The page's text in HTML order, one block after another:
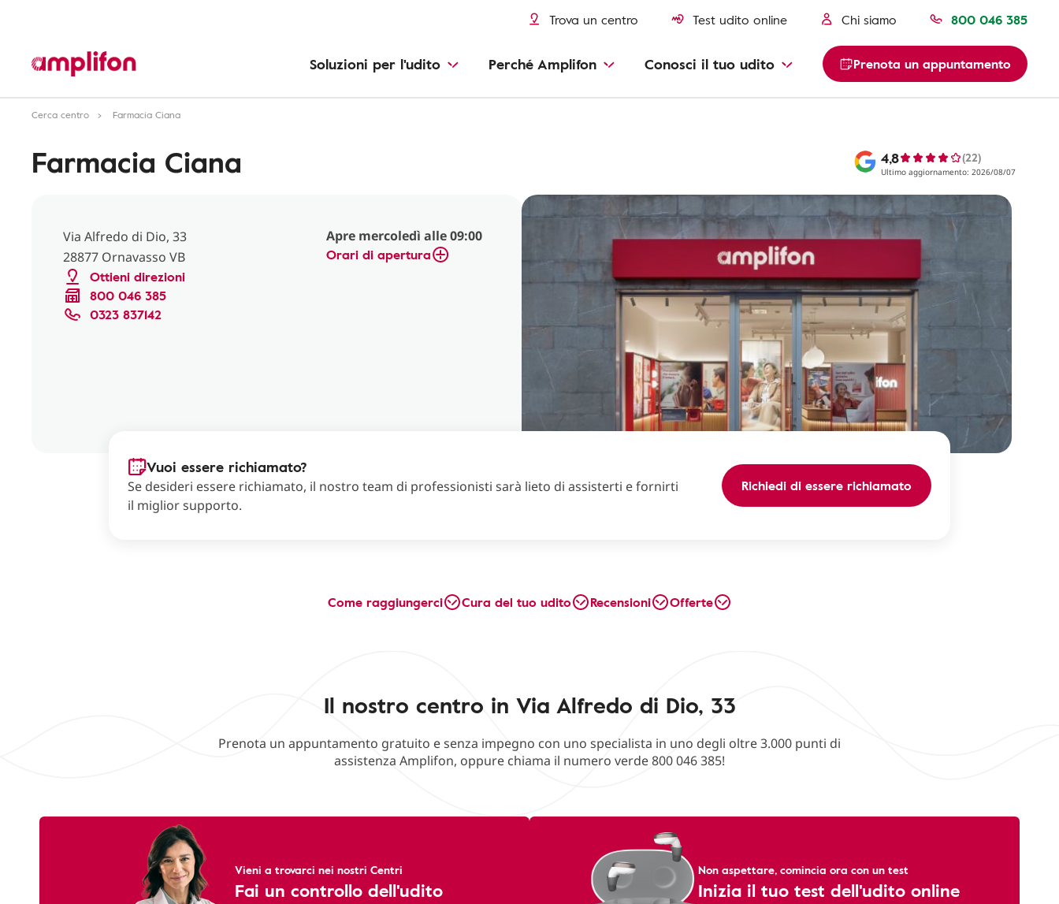
Trova un centro Test udito online Chi siamo 800 046 385
Soluzioni per l'udito Perché Amplifon Conosci il tuo udito Prenota un appuntamento
Cerca centro Farmacia Ciana
Farmacia Ciana 4,8 (22)
Ultimo aggiornamento: 2026/08/07
Via Alfredo di Dio, 33
28877 Ornavasso VB
Ottieni direzioni
800 046 385
0323 837142
Apre mercoledì alle 09:00
Orari di apertura
Vuoi essere richiamato?
Se desideri essere richiamato, il nostro team di professionisti sarà lieto di assisterti e fornirti
il miglior supporto.
Richiedi di essere richiamato
Come raggiungerci Cura del tuo udito Recensioni Offerte
Il nostro centro in Via Alfredo di Dio, 33
Prenota un appuntamento gratuito e senza impegno con uno specialista in uno degli oltre 3.000 punti di
assistenza Amplifon, oppure chiama il numero verde 800 046 385!
Vieni a trovarci nei nostri Centri
Fai un controllo dell'udito
Non aspettare, comincia ora con un test
Inizia il tuo test dell'udito online